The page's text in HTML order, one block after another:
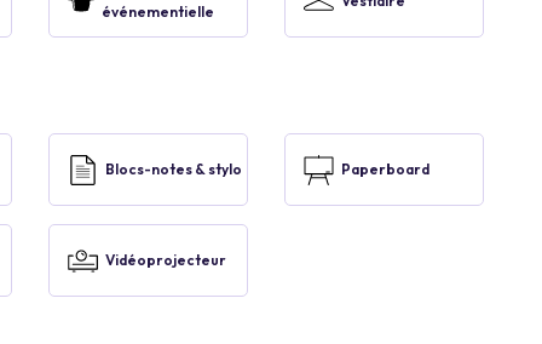
événementielle
Blocs-notes & stylo Paperboard
Vidéoprojecteur